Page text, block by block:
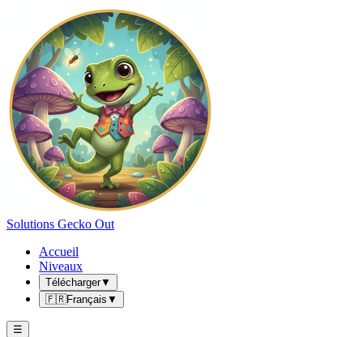
Solutions Gecko Out
Accueil
Niveaux
Télécharger▼
🇫🇷Français ▼
☰